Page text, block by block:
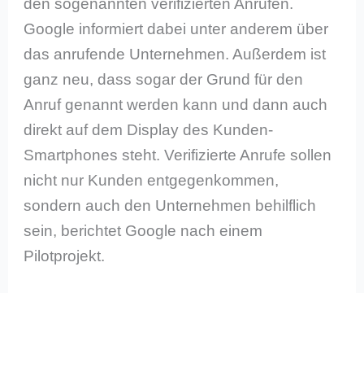
Google informiert dabei unter anderem über
das anrufende Unternehmen. Außerdem ist
ganz neu, dass sogar der Grund für den
Anruf genannt werden kann und dann auch
direkt auf dem Display des Kunden-
Smartphones steht. Verifizierte Anrufe sollen
nicht nur Kunden entgegenkommen,
sondern auch den Unternehmen behilflich
sein, berichtet Google nach einem
Pilotprojekt.